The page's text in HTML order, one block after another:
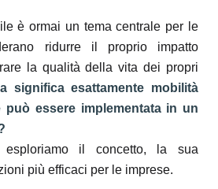
è ormai un tema centrale per le
ridurre il proprio impatto
la qualità della vita dei propri
significa esattamente mobilità
può essere implementata in un
esploriamo il concetto, la sua
più efficaci per le imprese.